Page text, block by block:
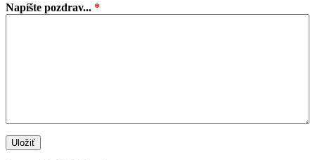
Napíšte pozdrav... *